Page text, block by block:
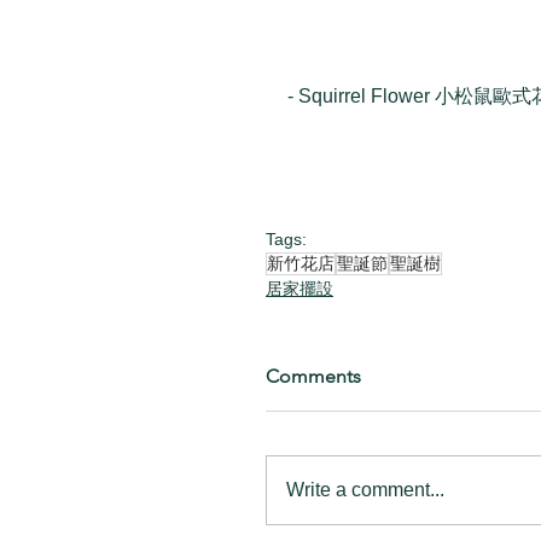
- Squirrel Flower 小松鼠歐式
Tags:
新竹花店聖誕節聖誕樹
居家擺設
Comments
Write a comment...